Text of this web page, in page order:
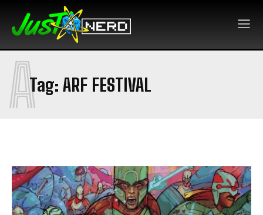
Tag: ARF FESTIVAL
A